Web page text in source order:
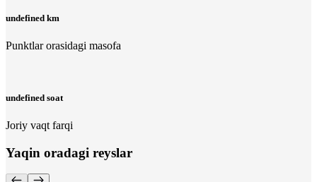
undefined km
Punktlar orasidagi masofa
undefined soat
Joriy vaqt farqi
Yaqin oradagi reyslar